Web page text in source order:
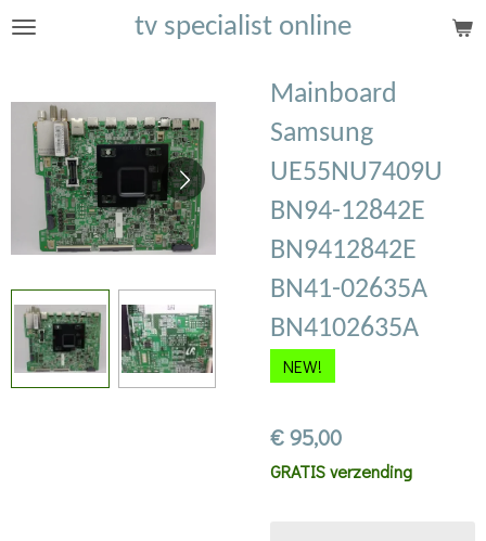
Ga
hoofdinhoud
tv specialist online
Mainboard
Samsung
UE55NU7409U
BN94-12842E
BN9412842E
BN41-02635A
BN4102635A
NEW!
€ 95,00
GRATIS verzending